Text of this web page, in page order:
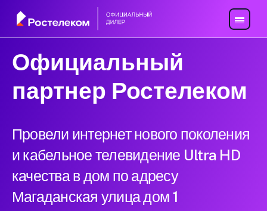
Официальный
партнер Ростелеком
Провели интернет нового поколения
и кабельное телевидение Ultra HD
качества в дом по адресу
Магаданская улица дом 1